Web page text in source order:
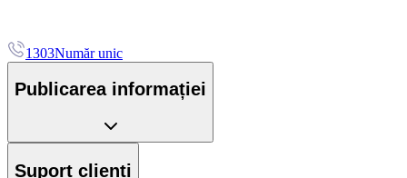
1303Număr unic
Publicarea informației
Suport clienți